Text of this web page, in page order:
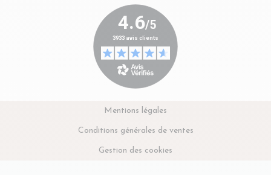
Mentions légales
Conditions générales de ventes
Gestion des cookies